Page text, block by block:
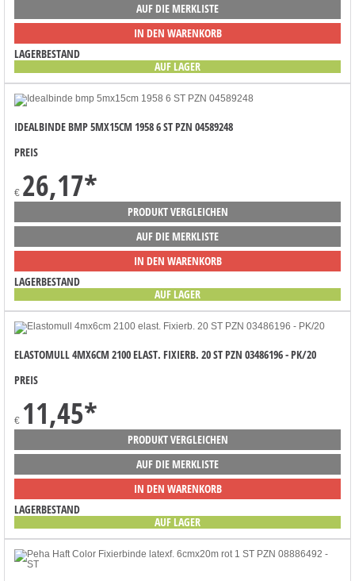
AUF DIE MERKLISTE
IN DEN WARENKORB
LAGERBESTAND
AUF LAGER
IDEALBINDE BMP 5MX15CM 1958 6 ST PZN 04589248
PREIS
€ 26,17*
PRODUKT VERGLEICHEN
AUF DIE MERKLISTE
IN DEN WARENKORB
LAGERBESTAND
AUF LAGER
ELASTOMULL 4MX6CM 2100 ELAST. FIXIERB. 20 ST PZN 03486196 - PK/20
PREIS
€ 11,45*
PRODUKT VERGLEICHEN
AUF DIE MERKLISTE
IN DEN WARENKORB
LAGERBESTAND
AUF LAGER